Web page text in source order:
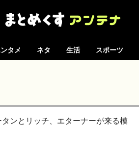
タメ ネタ 生活 スポーツ
ンとリッチ、エターナーが来る模